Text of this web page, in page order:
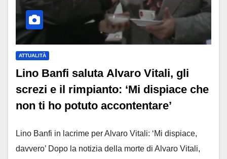
ATTUALITÀ
Lino Banfi saluta Alvaro Vitali, gli
screzi e il rimpianto: ‘Mi dispiace che
non ti ho potuto accontentare’
Lino Banfi in lacrime per Alvaro Vitali: ‘Mi dispiace,
davvero’ Dopo la notizia della morte di Alvaro Vitali,